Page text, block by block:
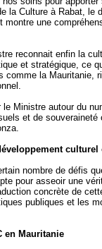
la Culture à Rabat, le
montre une
reconnait enfin la
et stratégique, ce
comme la Mauritanie,
le Ministre autour du
et de
culturel
nombre de défis
pour asseoir une
concrète de
publiques et les
en Mauritanie